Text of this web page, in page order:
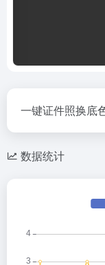
一键证件照换底
数据统计